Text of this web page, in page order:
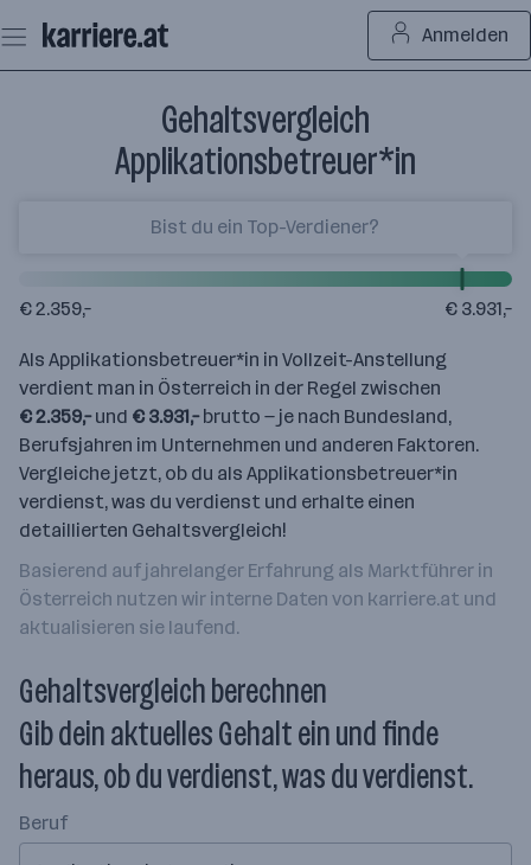
Seiteninhalt
springen
Anmelden
Gehaltsvergleich
Applikationsbetreuer*in
€ 2.359,– € 3.931,–
Als Applikationsbetreuer*in in Vollzeit-Anstellung
verdient man in Österreich in der Regel zwischen
€ 2.359,–und € 3.931,–brutto — je nach Bundesland,
Berufsjahren im Unternehmen und anderen Faktoren.
Vergleiche jetzt, ob du als Applikationsbetreuer*in
verdienst, was du verdienst und erhalte einen
detaillierten Gehaltsvergleich!
Basierend auf jahrelanger Erfahrung als Marktführer in
Österreich nutzen wir interne Daten von karriere.at und
aktualisieren sie laufend.
Gehaltsvergleich berechnen
Gib dein aktuelles Gehalt ein und finde
heraus, ob du verdienst, was du verdienst.
Beruf